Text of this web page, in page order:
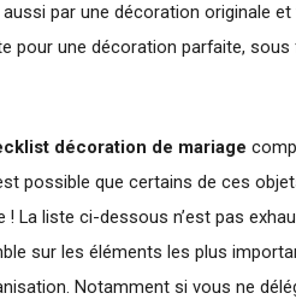
par une décoration originale et
pour une décoration parfaite,
décoration de mariage
possible que certains de ces
! La liste ci-dessous n’est pas
sur les éléments les plus
Notamment si vous ne